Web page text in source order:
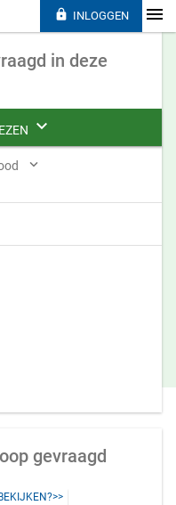
in deze


gevraagd
 INLOGGEN